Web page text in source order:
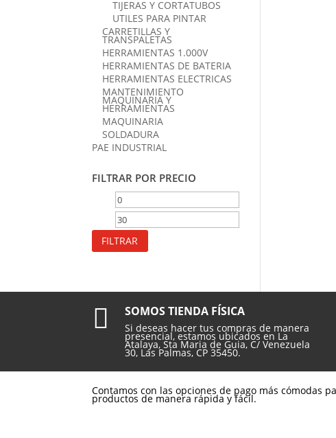
TIJERAS Y CORTATUBOS
UTILES PARA PINTAR
CARRETILLAS Y
TRANSPALETAS
HERRAMIENTAS 1.000V
HERRAMIENTAS DE BATERIA
HERRAMIENTAS ELECTRICAS
MANTENIMIENTO
MAQUINARIA Y
HERRAMIENTAS
MAQUINARIA
SOLDADURA
PAE INDUSTRIAL
FILTRAR POR PRECIO
Precio
mínimo
FILTRAR
 SOMOS TIENDA FÍSICA
Si deseas hacer tus compras de manera
presencial, estamos ubicados en La
Atalaya, Sta Maria de Guia, C/ Venezuela
30, Las Palmas, CP 35450.
Contamos con las opciones de pago más cómodas
productos de manera rápida y fácil.